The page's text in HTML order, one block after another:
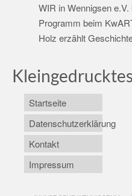
WIR in Wennigsen
Programm beim
Holz erzählt
Kleingedrucktes
Startseite
Datenschutzerklärung
Kontakt
Impressum